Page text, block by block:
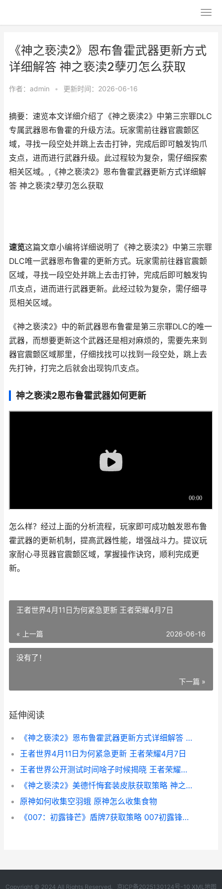
《神之亵渎2》恩布鲁霍武器更新方式
详细解答 神之亵渎2孽刃怎么获取
作者： admin • 更新时间：2026-06-16
摘要：速览本文详细介绍了《神之亵渎2》中第三宗罪DLC
专属武器恩布鲁霍的升级方法。玩家需前往器官震颤区
域，寻找一段空处并跳上去击打钟，完成后即可触发钩爪
支点，进而进行武器升级。此过程较为复杂，需仔细探索
相关区域。,《神之亵渎2》恩布鲁霍武器更新方式详细解
答 神之亵渎2孽刃怎么获取
速览这篇文章小编将详细说明了《神之亵渎2》中第三宗罪
DLC唯一武器恩布鲁霍的更新方式。玩家需前往器官震颤
区域，寻找一段空处并跳上去击打钟，完成后即可触发钩
爪支点，进而进行武器更新。此经过较为复杂，需仔细寻
觅相关区域。
《神之亵渎2》中的新武器恩布鲁霍是第三宗罪DLC的唯一
武器，而想要更新这个武器还是相对麻烦的，需要先来到
器官震颤区域那里，仔细找找可以找到一段空处，跳上去
先打钟，打完之后就会出现钩爪支点。
神之亵渎2恩布鲁霍武器如何更新
怎么样？经过上面的分析流程，玩家即可成功触发恩布鲁
霍武器的更新机制，提高武器性能，增强战斗力。提议玩
家耐心寻觅器官震颤区域，掌握操作诀窍，顺利完成更
新。
王者世界4月11日为何紧急更新 王者荣耀4月7日
« 上一篇 2026-06-16
没有了！
下一篇 »
延伸阅读
《神之亵渎2》恩布鲁霍武器更新方式详细解答 神之亵渎2孽刃怎么获取
王者世界4月11日为何紧急更新 王者荣耀4月7日
王者世界公开测试时间啥子时候揭晓 王者荣耀公测叫什么名字
《神之亵渎2》美德忏悔套装皮肤获取策略 神之亵渎2空中冲刺怎么获得
原神如何收集空羽蛾 原神怎么收集食物
《007：初露锋芒》盾牌7获取策略 007初露锋芒电影完整版在线观看
Copyright © 2024 All Rights Reserved. 京ICP备2025130124号-10 XML地图